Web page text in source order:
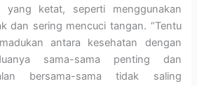
yang ketat, seperti menggunakan
dan sering mencuci tangan. “Tentu
antara kesehatan dengan
sama-sama penting dan
bersama-sama tidak saling